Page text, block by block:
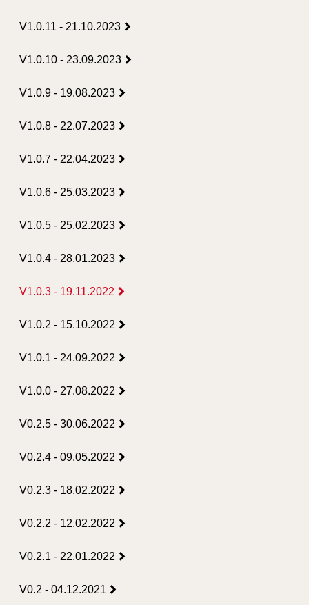
V1.0.11 - 21.10.2023
V1.0.10 - 23.09.2023
V1.0.9 - 19.08.2023
V1.0.8 - 22.07.2023
V1.0.7 - 22.04.2023
V1.0.6 - 25.03.2023
V1.0.5 - 25.02.2023
V1.0.4 - 28.01.2023
V1.0.3 - 19.11.2022
V1.0.2 - 15.10.2022
V1.0.1 - 24.09.2022
V1.0.0 - 27.08.2022
V0.2.5 - 30.06.2022
V0.2.4 - 09.05.2022
V0.2.3 - 18.02.2022
V0.2.2 - 12.02.2022
V0.2.1 - 22.01.2022
V0.2 - 04.12.2021